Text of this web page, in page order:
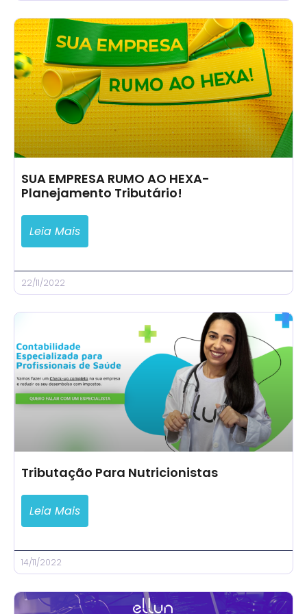
SUA EMPRESA RUMO AO HEXA-
Planejamento Tributário!
Leia Mais
22/11/2022
Tributação Para Nutricionistas
Leia Mais
14/11/2022